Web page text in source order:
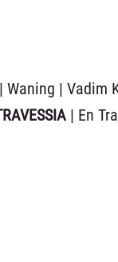
| Waning | Vadim
| En